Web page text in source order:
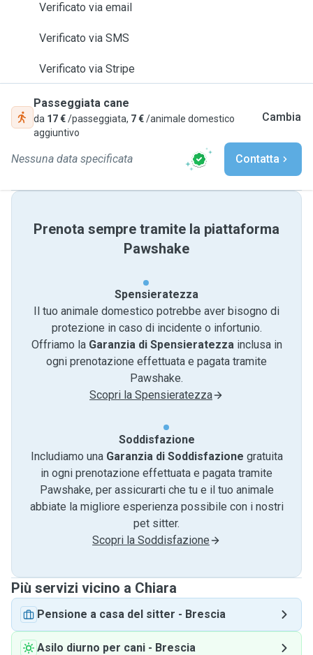
Verificato via email
Verificato via SMS
Verificato via Stripe
Passeggiata cane
da 17 €/passeggiata, 7 €/animale domestico
aggiuntivo
Cambia
Nessuna data specificata Contatta
Prenota sempre tramite la piattaforma
Pawshake
Spensieratezza
Il tuo animale domestico potrebbe aver bisogno di
protezione in caso di incidente o infortunio.
Offriamo la Garanzia di Spensieratezzainclusa in
ogni prenotazione effettuata e pagata tramite
Pawshake.
Scopri la Spensieratezza
Soddisfazione
Includiamo una Garanzia di Soddisfazione gratuita
in ogni prenotazione effettuata e pagata tramite
Pawshake, per assicurarti che tu e il tuo animale
abbiate la migliore esperienza possibile con i nostri
pet sitter.
Scopri la Soddisfazione
Più servizi vicino a Chiara
Pensione a casa del sitter - Brescia
Asilo diurno per cani - Brescia